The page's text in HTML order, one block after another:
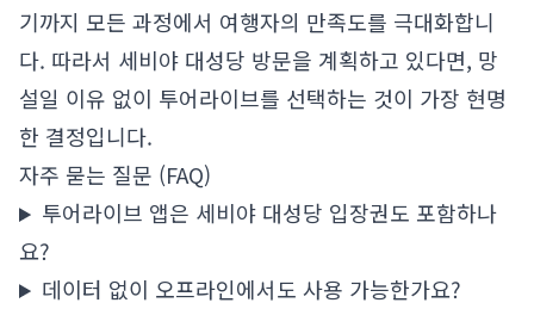
기까지 모든 과정에서 여행자의 만족도를 극대화합니
다. 따라서 세비야 대성당 방문을 계획하고 있다면, 망
설일 이유 없이 투어라이브를 선택하는 것이 가장 현명
한 결정입니다.
자주 묻는 질문 (FAQ)
투어라이브 앱은 세비야 대성당 입장권도 포함하나
요?
데이터 없이 오프라인에서도 사용 가능한가요?